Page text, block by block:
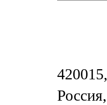
420015,
Россия,